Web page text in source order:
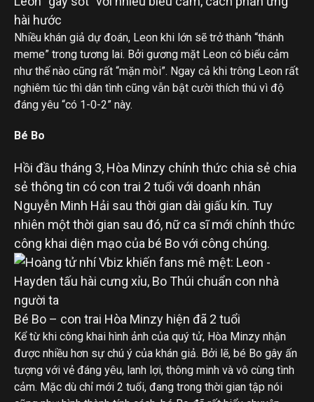
hài hước
Nhiều khán giả dự đoán, Leon khi lớn sẽ trở thành “thánh
meme” trong tương lai. Bởi gương mặt Leon có biểu cảm
như thế nào cũng rất “mặn mòi”. Ngay cả khi trông Leon rất
nghiêm túc thì dân tình cũng vẫn bật cười thích thú vì độ
đáng yêu “có 1-0-2” này.
Bé Bo
Hồi đầu tháng 3, Hòa Minzy chính thức chia sẻ chia
sẻ thông tin có con trai 2 tuổi với doanh nhân
Nguyễn Minh Hải sau thời gian dài giấu kín. Tuy
nhiên một thời gian sau đó, nữ ca sĩ mới chính thức
công khai diện mạo của bé Bo với công chúng.
Bé Bo – con trai Hòa Minzy hiện đã 2 tuổi
Kể từ khi công khai hình ảnh của quý tử, Hòa Minzy nhận
được nhiều hơn sự chú ý của khán giả. Bởi lẽ, bé Bo gây ấn
tượng với vẻ đáng yêu, lanh lợi, thông minh và vô cùng tình
cảm. Mặc dù chỉ mới 2 tuổi, đang trong thời gian tập nói